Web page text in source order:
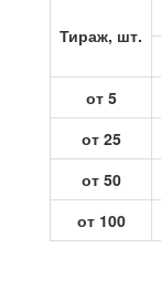
Тираж, шт.
от 5
от 25
от 50
от 100